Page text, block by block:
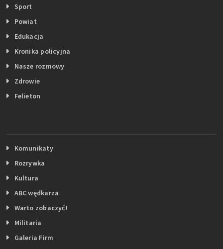
Sport
Powiat
Edukacja
Kronika policyjna
Nasze rozmowy
Zdrowie
Felieton
Komunikaty
Rozrywka
Kultura
ABC wędkarza
Warto zobaczyć!
Militaria
Galeria Firm